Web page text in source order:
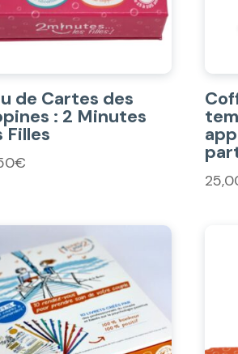
de Cartes des
: 2 Minutes
Filles
€